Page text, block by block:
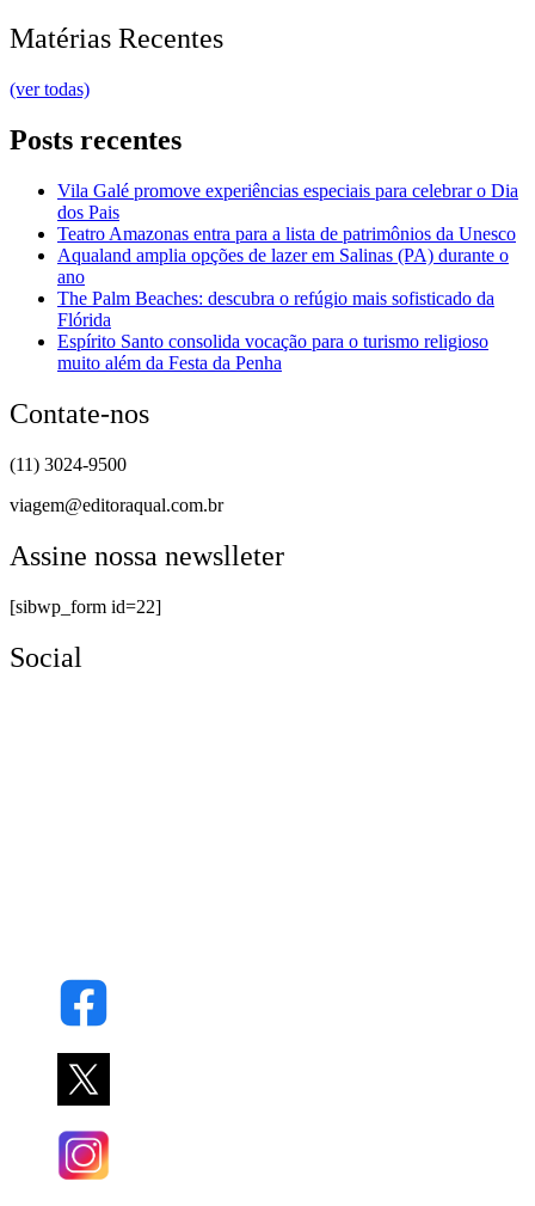
Matérias Recentes
(ver todas)
Posts recentes
Vila Galé promove experiências especiais para celebrar o Dia
dos Pais
Teatro Amazonas entra para a lista de patrimônios da Unesco
Aqualand amplia opções de lazer em Salinas (PA) durante o
ano
The Palm Beaches: descubra o refúgio mais sofisticado da
Flórida
Espírito Santo consolida vocação para o turismo religioso
muito além da Festa da Penha
Contate-nos
(11) 3024-9500
viagem@editoraqual.com.br
Assine nossa newslleter
[sibwp_form id=22]
Social